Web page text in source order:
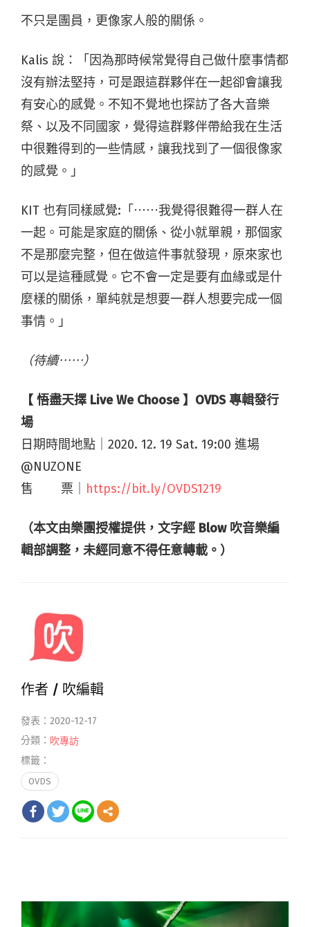
不只是團員，更像家人般的關係。
Kalis 說：「因為那時候常覺得自己做什麼事情都
沒有辦法堅持，可是跟這群夥伴在一起卻會讓我
有安心的感覺。不知不覺地也探訪了各大音樂
祭、以及不同國家，覺得這群夥伴帶給我在生活
中很難得到的一些情感，讓我找到了一個很像家
的感覺。」
KIT 也有同樣感覺:「⋯⋯我覺得很難得一群人在
一起。可能是家庭的關係、從小就單親，那個家
不是那麼完整，但在做這件事就發現，原來家也
可以是這種感覺。它不會一定是要有血緣或是什
麼樣的關係，單純就是想要一群人想要完成一個
事情。」
（待續⋯⋯）
【 悟盡天擇 Live We Choose 】OVDS 專輯發行
場​
日期時間地點｜2020. 12. 19 Sat. 19:00 進場
@NUZONE
售 ​ ​ ​ ​ ​ ​ ​ 票｜ https://bit.ly/OVDS1219​
（本文由樂團授權提供，文字經 Blow 吹音樂編
輯部調整，未經同意不得任意轉載。）
作者 / 吹編輯
發表：2020-12-17
分類： 吹專訪
標籤：
OVDS